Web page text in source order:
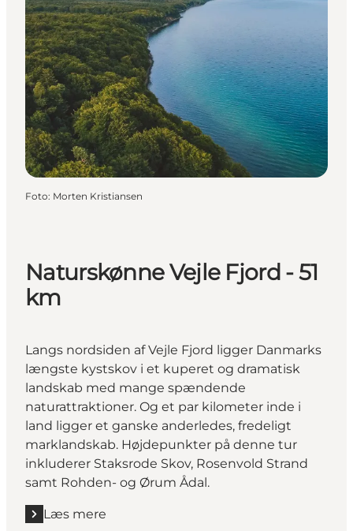
Foto: Morten Kristiansen
Naturskønne Vejle Fjord - 51
km
Langs nordsiden af Vejle Fjord ligger Danmarks
længste kystskov i et kuperet og dramatisk
landskab med mange spændende
naturattraktioner. Og et par kilometer inde i
land ligger et ganske anderledes, fredeligt
marklandskab. Højdepunkter på denne tur
inkluderer Staksrode Skov, Rosenvold Strand
samt Rohden- og Ørum Ådal.
Læs mere
Læs mere "Naturskønne Vejle Fjord - 51 km"